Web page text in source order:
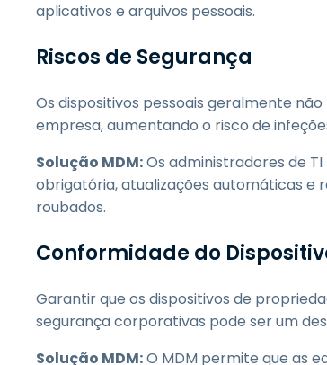
aplicativos e arquivos pessoais.
Riscos de Segurança
Os dispositivos pessoais geralmente
empresa, aumentando o risco de
Solução MDM:Os administradores de
obrigatória, atualizações automáticas e
roubados.
Conformidade do
Garantir que os dispositivos de
segurança corporativas pode ser um
Solução MDM:O MDM permite que as